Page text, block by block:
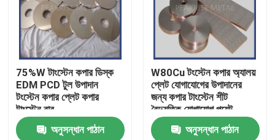
পণ্য
ভিডিও
ভিআর শো
আমাদের সম্পর্কে
75%W টাংস্টেন কপার ডিস্ক
EDM PCD টুল উপাদান
টংস্টেন কপার প্লেট কপার
টাংস্টেন বার
অনুসন্ধান পাঠান
W80Cu টংস্টেন কপার অ্যালয়
প্লেট যোগাযোগের উপাদানের
জন্য কপার টাংস্টেন শীট
বৈদ্যুতিক যোগাযোগ পয়েন্ট
অনুসন্ধান পাঠান